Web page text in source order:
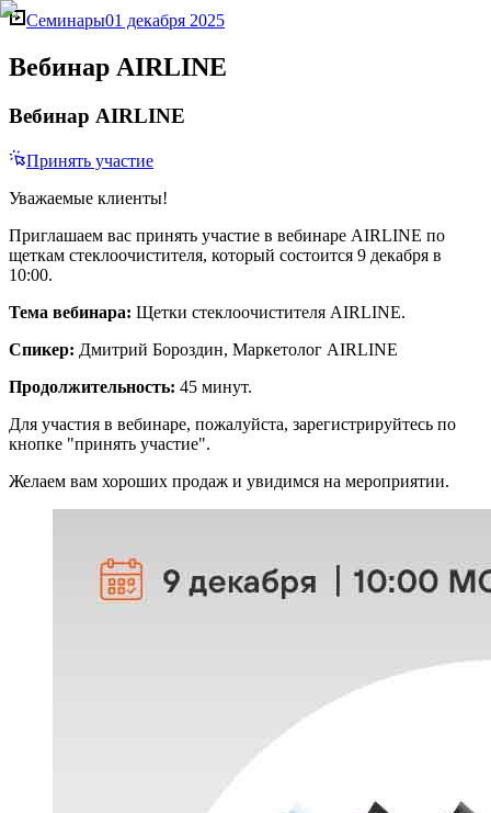
Семинары01 декабря 2025
Вебинар AIRLINE
Вебинар AIRLINE
Принять участие
Уважаемые клиенты!
Приглашаем вас принять участие в вебинаре AIRLINE по
щеткам стеклоочистителя, который состоится 9 декабря в
10:00.
Тема вебинара: Щетки стеклоочистителя AIRLINE.
Спикер: Дмитрий Бороздин, Маркетолог AIRLINE
Продолжительность: 45 минут.
Для участия в вебинаре, пожалуйста, зарегистрируйтесь по
кнопке "принять участие".
Желаем вам хороших продаж и увидимся на мероприятии.